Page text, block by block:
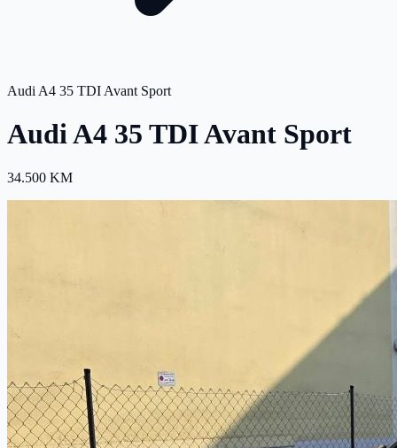
Audi A4 35 TDI Avant Sport
Audi A4 35 TDI Avant Sport
34.500 KM